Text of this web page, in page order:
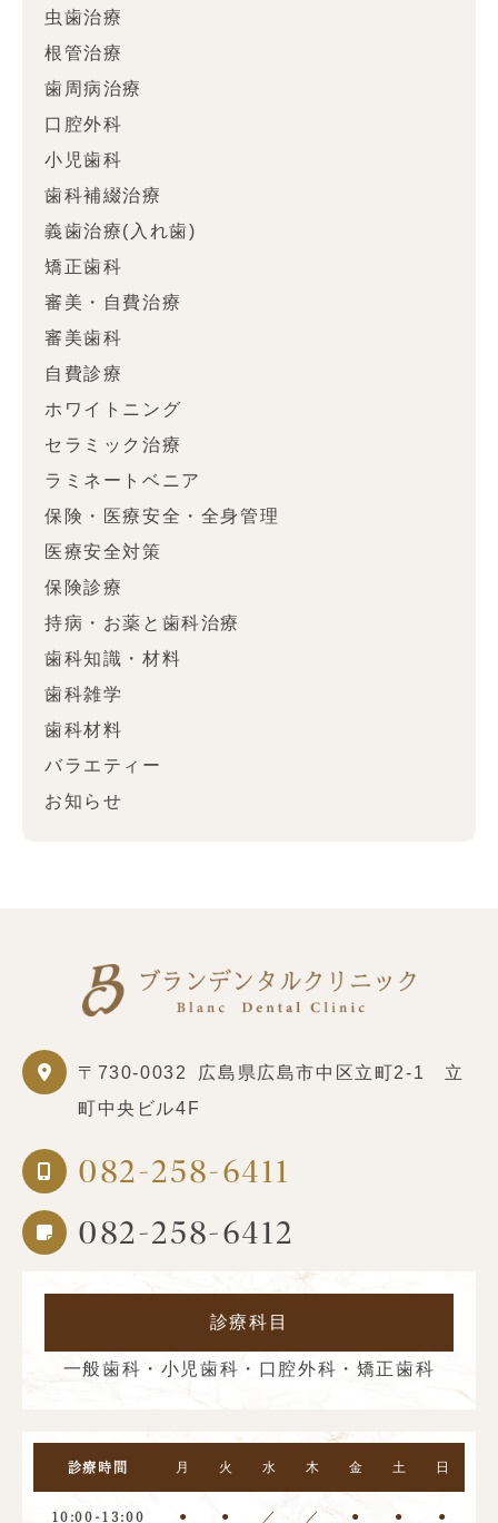
虫歯治療
根管治療
歯周病治療
口腔外科
小児歯科
歯科補綴治療
義歯治療(入れ歯)
矯正歯科
審美・自費治療
審美歯科
自費診療
ホワイトニング
セラミック治療
ラミネートベニア
保険・医療安全・全身管理
医療安全対策
保険診療
持病・お薬と歯科治療
歯科知識・材料
歯科雑学
歯科材料
バラエティー
お知らせ
〒730-0032
広島県広島市中区立町2-1 立
町中央ビル4F
082-258-6411
082-258-6412
診療科目
一般歯科・小児歯科・口腔外科・矯正歯科
診療時間 月 火 水 木 金 土 日
10:00-13:00 ● ● ／ ／ ● ● ●